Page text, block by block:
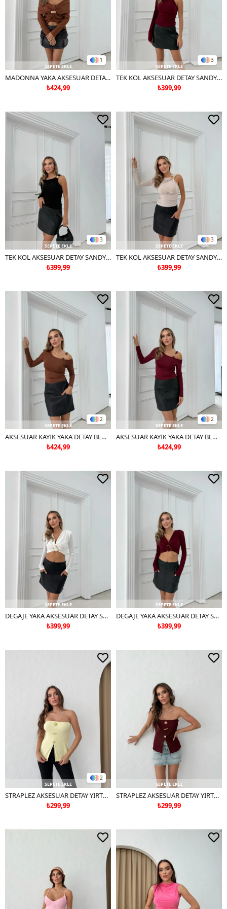
1
SEPETE EKLE
MADONNA YAKA AKSESUAR DETAY BLUZ KAHVE
₺424,99
3
SEPETE EKLE
TEK KOL AKSESUAR DETAY SANDY BLUZ BORDO
₺399,99
3
SEPETE EKLE
TEK KOL AKSESUAR DETAY SANDY BLUZ SİYAH
₺399,99
3
SEPETE EKLE
TEK KOL AKSESUAR DETAY SANDY BLUZ BEJ
₺399,99
2
SEPETE EKLE
AKSESUAR KAYIK YAKA DETAY BLUZ KAHVE
₺424,99
2
SEPETE EKLE
AKSESUAR KAYIK YAKA DETAY BLUZ BORDO
₺424,99
SEPETE EKLE
DEGAJE YAKA AKSESUAR DETAY SANDY CROP BLUZ BEYAZ
₺399,99
SEPETE EKLE
DEGAJE YAKA AKSESUAR DETAY SANDY CROP BLUZ BORDO
₺399,99
2
SEPETE EKLE
STRAPLEZ AKSESUAR DETAY YIRTMAÇLI OTTOMAN BLUZ SARI
₺299,99
SEPETE EKLE
STRAPLEZ AKSESUAR DETAY YIRTMAÇLI OTTOMAN BLUZ BORDO
₺299,99